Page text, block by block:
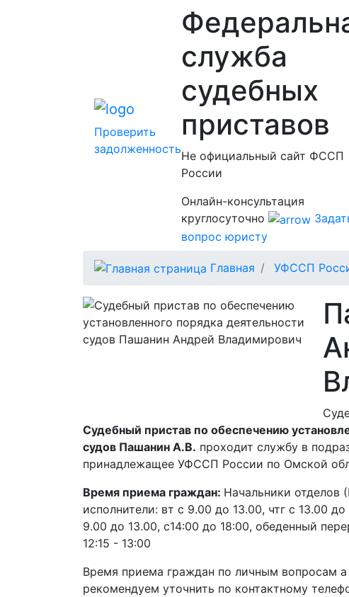
Проверить
задолженность
служба
судебных
приставов
Не официальный сайт ФССП
России
Онлайн-консультация
круглосуточно
вопрос юристу
Главная УФССП
Судебный пристав по обеспечению
судов Пашанин А.В. проходит службу в
принадлежащее УФССП России по Омской
Время приема граждан: Начальники отделов
исполнители: вт с 9.00 до 13.00, чтг с 13.00
9.00 до 13.00, с14:00 до 18:00, обеденный
12:15 - 13:00
Время приема граждан по личным вопросам
рекомендуем уточнить по контактному